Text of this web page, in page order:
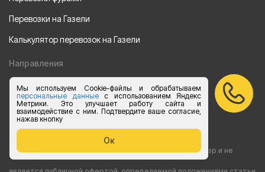
Мы используем Cookie-файлы и обрабатываем
персональные данныес использованием Яндекс
Метрики. Это улучшает работу сайта и
взаимодействие с ним. Подтвердите ваше согласие,
нажав кнопку
Ок
Перевозки на Газели
Калькулятор перевозок на Газели
Направления
Из Санкт-Петербурга
Из Москвы
Все права защищены 2015-2026 г.
Информация на сайте носит ознакомительный характер и не